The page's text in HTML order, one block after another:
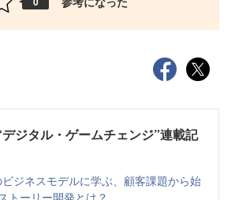
ジタル・ゲームチェンジ”連載記
ジネスモデルに学ぶ、顧客課題から始
トーリー開発とは？